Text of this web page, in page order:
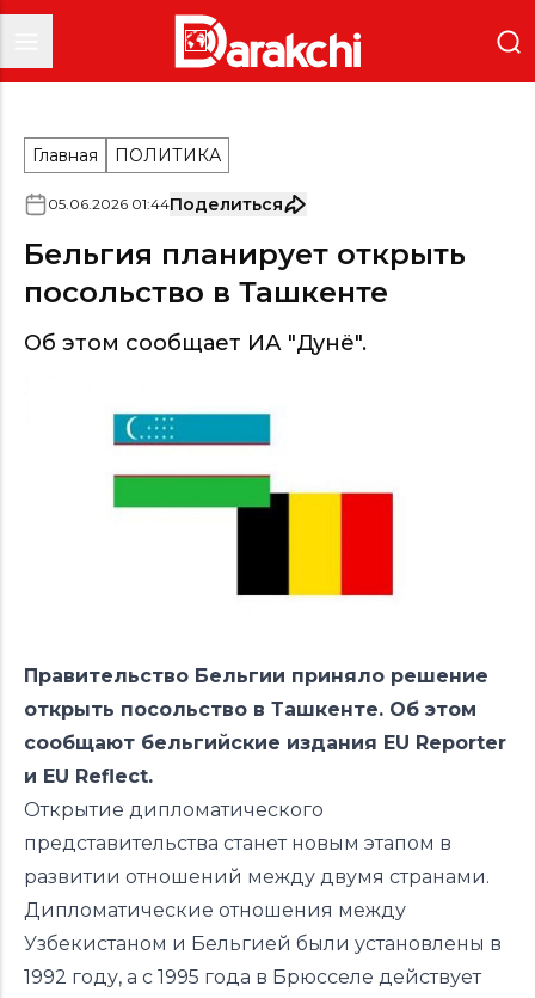
Главная ПОЛИТИКА
05.06.2026 01:44Поделиться
Бельгия планирует открыть
посольство в Ташкенте
Об этом сообщает ИА "Дунё".
Правительство Бельгии приняло решение
открыть посольство в Ташкенте. Об этом
сообщают бельгийские издания EU Reporter
и EU Reflect.
Открытие дипломатического
представительства станет новым этапом в
развитии отношений между двумя странами.
Дипломатические отношения между
Узбекистаном и Бельгией были установлены в
1992 году, а с 1995 года в Брюсселе действует